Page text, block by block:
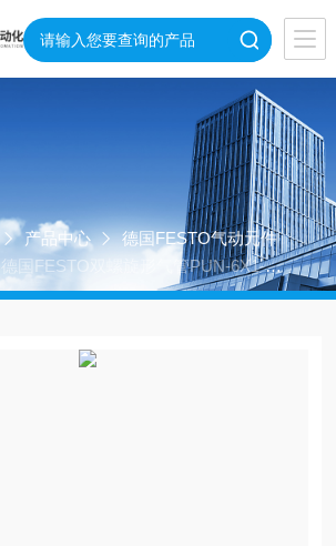
产品中心
德国FESTO气动元件
德国FESTO双螺旋形气管PUN-6X1-S-1